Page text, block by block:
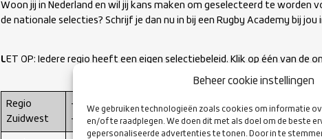
Beheer cookie instellingen
We gebruiken technologieën zoals cookies om informatie
en/of te raadplegen. We doen dit met als doel om de beste
gepersonaliseerde advertenties te tonen. Door in te
Woon jij in Nederland en wil jij kans maken om geselecteerd te worden
de nationale selecties? Schrijf je dan nu in bij een Rugby Academy bij jou
LET OP: Iedere regio heeft een eigen selectiebeleid. Klik op één van de
Regio
Zuidwest
– Clubs die meiden U16-17-U18 willen opgevenklik hier
– Selecties voor jongens U16-17-18 jaar zijn al